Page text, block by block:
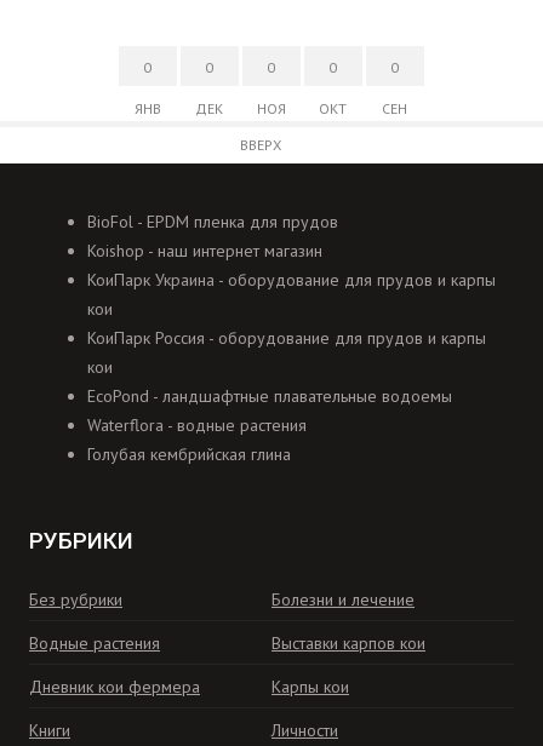
0
ЯНВ
0
ДЕК
0
НОЯ
0
ОКТ
0
СЕН
ВВЕРХ
BioFol - EPDM пленка для прудов
Koishop - наш интернет магазин
КоиПарк Украина - оборудование для прудов и карпы
кои
КоиПарк Россия - оборудование для прудов и карпы
кои
EcoPond - ландшафтные плавательные водоемы
Waterflora - водные растения
Голубая кембрийская глина
РУБРИКИ
Без рубрики
Болезни и лечение
Водные растения
Выставки карпов кои
Дневник кои фермера
Карпы кои
Книги
Личности